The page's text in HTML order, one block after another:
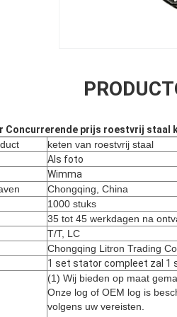
Concurrerende prijs roestvrij staal
keten van roestvrij staal
Als foto
Wimma
Chongqing, China
1000 stuks
35 tot 45 werkdagen na
T/T, LC
Chongqing Litron Trading
1 set stator compleet zal 1
(1) Wij bieden op maat
Onze log of OEM log is
volgens uw vereisten.